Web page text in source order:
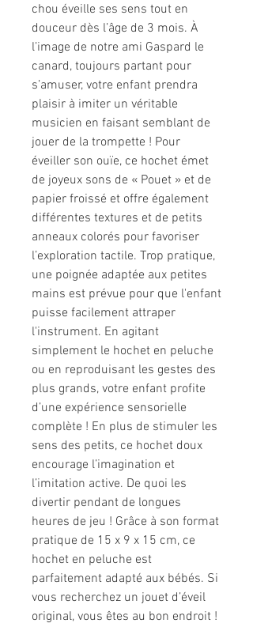
chou éveille ses sens tout en
douceur dès l’âge de 3 mois. À
l’image de notre ami Gaspard le
canard, toujours partant pour
s’amuser, votre enfant prendra
plaisir à imiter un véritable
musicien en faisant semblant de
jouer de la trompette ! Pour
éveiller son ouïe, ce hochet émet
de joyeux sons de « Pouet » et de
papier froissé et offre également
différentes textures et de petits
anneaux colorés pour favoriser
l’exploration tactile. Trop pratique,
une poignée adaptée aux petites
mains est prévue pour que l'enfant
puisse facilement attraper
l'instrument. En agitant
simplement le hochet en peluche
ou en reproduisant les gestes des
plus grands, votre enfant profite
d’une expérience sensorielle
complète ! En plus de stimuler les
sens des petits, ce hochet doux
encourage l’imagination et
l’imitation active. De quoi les
divertir pendant de longues
heures de jeu ! Grâce à son format
pratique de 15 x 9 x 15 cm, ce
hochet en peluche est
parfaitement adapté aux bébés. Si
vous recherchez un jouet d’éveil
original, vous êtes au bon endroit !